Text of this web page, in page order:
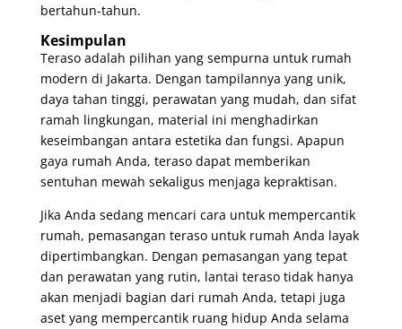
bertahun-tahun.
Kesimpulan
Teraso adalah pilihan yang sempurna untuk rumah
modern di Jakarta. Dengan tampilannya yang unik,
daya tahan tinggi, perawatan yang mudah, dan sifat
ramah lingkungan, material ini menghadirkan
keseimbangan antara estetika dan fungsi. Apapun
gaya rumah Anda, teraso dapat memberikan
sentuhan mewah sekaligus menjaga kepraktisan.
Jika Anda sedang mencari cara untuk mempercantik
rumah, pemasangan teraso untuk rumah Anda layak
dipertimbangkan. Dengan pemasangan yang tepat
dan perawatan yang rutin, lantai teraso tidak hanya
akan menjadi bagian dari rumah Anda, tetapi juga
aset yang mempercantik ruang hidup Anda selama